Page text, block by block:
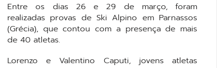
Entre os dias 26 e 29 de março, foram
realizadas provas de Ski Alpino em Parnassos
(Grécia), que contou com a presença de mais
de 40 atletas.
Lorenzo e Valentino Caputi, jovens atletas